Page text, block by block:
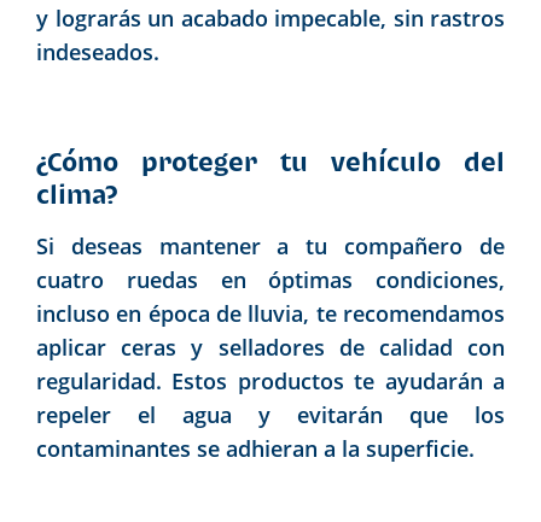
y lograrás un acabado impecable, sin rastros
indeseados.
¿Cómo proteger tu vehículo del
clima?
Si deseas mantener a tu compañero de
cuatro ruedas en óptimas condiciones,
incluso en época de lluvia, te recomendamos
aplicar ceras y selladores de calidad con
regularidad. Estos productos te ayudarán a
repeler el agua y evitarán que los
contaminantes se adhieran a la superficie.